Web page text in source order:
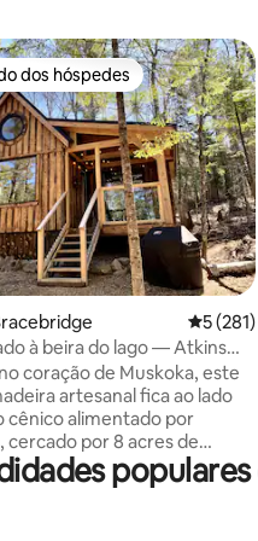
de 5, 236 avaliações
preferidos dos hóspedes
dos hóspedes
5 de5 (281)
à beira do lago — Atkins
coração de Muskoka, este
artesanal fica ao lado
cênico alimentado por
cercado por 8 acres de
A apenas 10 minutos de
desfrute da vida serena do